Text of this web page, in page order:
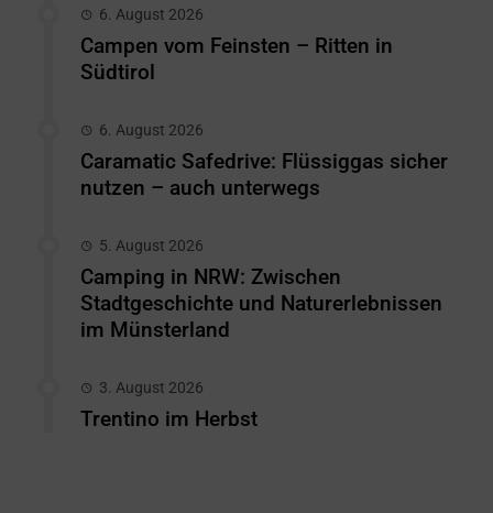
6. August 2026
Campen vom Feinsten – Ritten in
Südtirol
6. August 2026
Caramatic Safedrive: Flüssiggas sicher
nutzen – auch unterwegs
5. August 2026
Camping in NRW: Zwischen
Stadtgeschichte und Naturerlebnissen
im Münsterland
3. August 2026
Trentino im Herbst